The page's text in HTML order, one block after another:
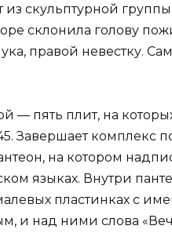
из скульптурной
склонила голову
правой невестку.
— пять плит, на
Завершает комплекс
на котором
языках. Внутри
пластинках с
и над ними слова